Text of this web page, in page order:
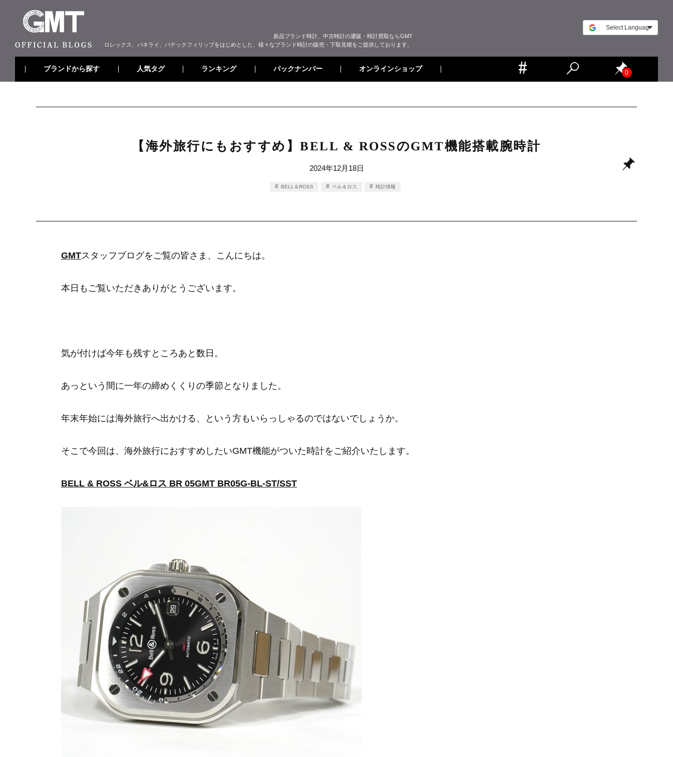
新品ブランド時計、中古時計の通販・時計買取ならGMT
ロレックス、パネライ、パテックフィリップをはじめとした、様々なブランド時計の販売・下取見積をご提供しております。
ブランドから探す 人気タグ ランキング バックナンバー オンラインショップ 0
【海外旅行にもおすすめ】BELL & ROSSのGMT機能搭載腕時計
2024年12月18日
BELL＆ROSS ベル＆ロス 時計情報
GMTスタッフブログをご覧の皆さま、こんにちは。
本日もご覧いただきありがとうございます。
気が付けば今年も残すところあと数日。
あっという間に一年の締めくくりの季節となりました。
年末年始には海外旅行へ出かける、という方もいらっしゃるのではないでしょうか。
そこで今回は、海外旅行におすすめしたいGMT機能がついた時計をご紹介いたします。
BELL & ROSS ベル&ロス BR 05GMT BR05G-BL-ST/SST